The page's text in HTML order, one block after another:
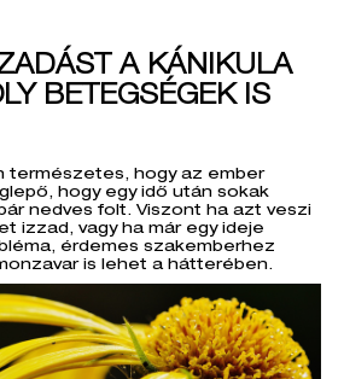
A KÁNIKULA
BETEGSÉGEK IS
természetes, hogy az ember
hogy egy idő után sokak
nedves folt. Viszont ha azt veszi
izzad, vagy ha már egy ideje
érdemes szakemberhez
is lehet a hátterében.